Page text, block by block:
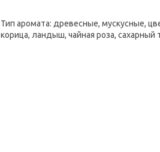
Тип аромата: древесные, мускусные,
корица, ландыш, чайная роза,